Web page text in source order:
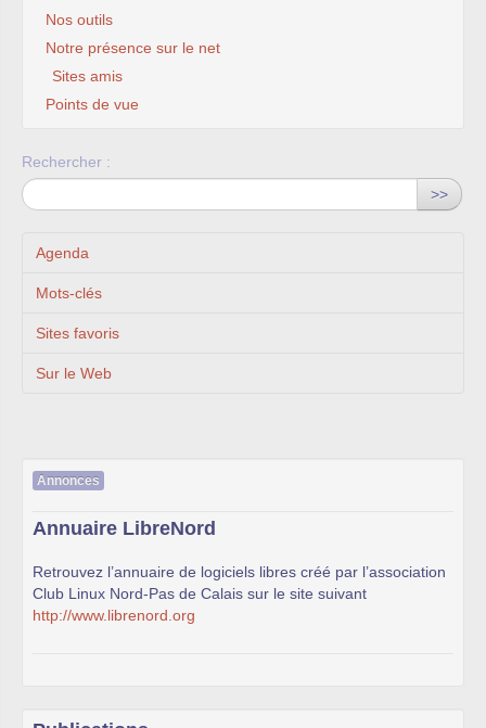
Nos outils
Notre présence sur le net
Sites amis
Points de vue
Rechercher :
>>
Agenda
Mots-clés
Sites favoris
Sur le Web
Annonces
Annuaire LibreNord
Retrouvez l’annuaire de logiciels libres créé par l’association
Club Linux Nord-Pas de Calais sur le site suivant
http://www.librenord.org